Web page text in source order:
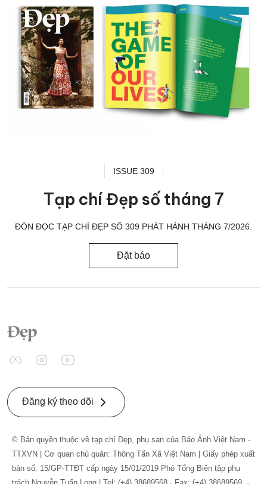
ISSUE 309
Tạp chí Đẹp số tháng 7
ĐÓN ĐỌC TẠP CHÍ ĐẸP SỐ 309 PHÁT HÀNH THÁNG 7/2026.
Đặt báo
Đăng ký theo dõi
© Bản quyền thuộc về tạp chí Đẹp, phụ san của Báo Ảnh Việt Nam -
TTXVN | Cơ quan chủ quản: Thông Tấn Xã Việt Nam | Giấy phép xuất
bản số: 15/GP-TTĐT cấp ngày 15/01/2019 Phó Tổng Biên tập phụ